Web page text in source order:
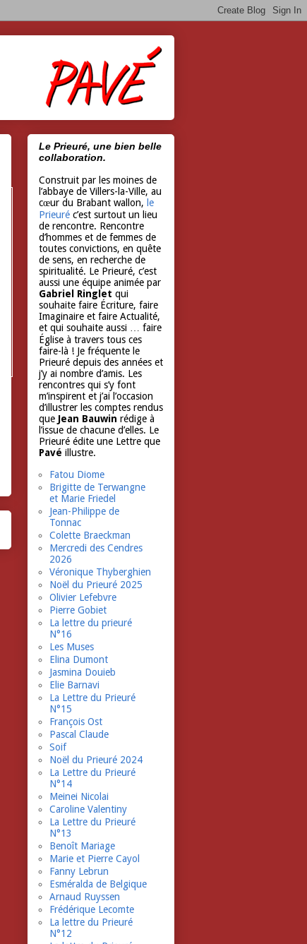
Le Prieuré, une bien belle
collaboration.
Construit par les moines de
l’abbaye de Villers-la-Ville, au
cœur du Brabant wallon, le
Prieuré c’est surtout un lieu
de rencontre. Rencontre
d’hommes et de femmes de
toutes convictions, en quête
de sens, en recherche de
spiritualité. Le Prieuré, c’est
aussi une équipe animée par
Gabriel Ringlet qui
souhaite faire Écriture, faire
Imaginaire et faire Actualité,
et qui souhaite aussi … faire
Église à travers tous ces
faire-là ! Je fréquente le
Prieuré depuis des années et
j’y ai nombre d’amis. Les
rencontres qui s’y font
m’inspirent et j’ai l’occasion
d’illustrer les comptes rendus
que Jean Bauwin rédige à
l’issue de chacune d’elles. Le
Prieuré édite une Lettre que
Pavé illustre.
Fatou Diome
Brigitte de Terwangne
et Marie Friedel
Jean-Philippe de
Tonnac
Colette Braeckman
Mercredi des Cendres
2026
Véronique Thyberghien
Noël du Prieuré 2025
Olivier Lefebvre
Pierre Gobiet
La lettre du prieuré
N°16
Les Muses
Elina Dumont
Jasmina Douieb
Elie Barnavi
La Lettre du Prieuré
N°15
François Ost
Pascal Claude
Soif
Noël du Prieuré 2024
La Lettre du Prieuré
N°14
Meinei Nicolai
Caroline Valentiny
La Lettre du Prieuré
N°13
Benoît Mariage
Marie et Pierre Cayol
Fanny Lebrun
Esméralda de Belgique
Arnaud Ruyssen
Frédérique Lecomte
La lettre du Prieuré
N°12